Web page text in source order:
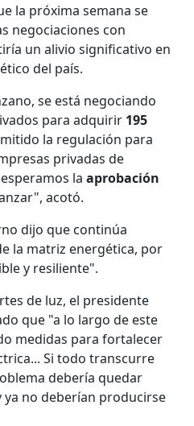
la próxima semana se
negociaciones con
un alivio significativo en
del país.
se está negociando
para adquirir 195
la regulación para
privadas de
laaprobación
acotó.
dijo que continúa
la matriz energética, por
y resiliente".
de luz, el presidente
que "a lo largo de este
medidas para fortalecer
Si todo transcurre
debería quedar
ya no deberían producirse